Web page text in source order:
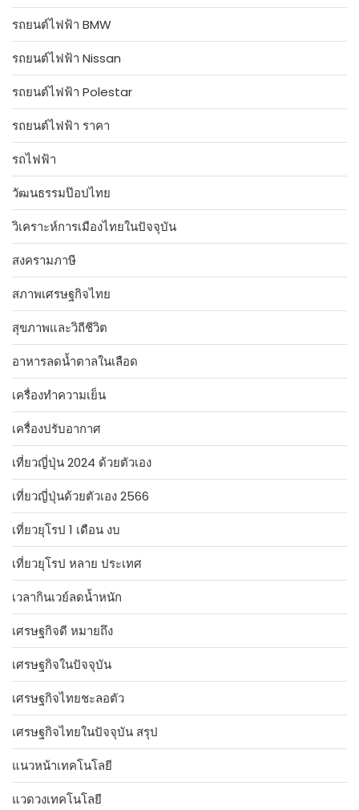
รถยนต์ไฟฟ้า BMW
รถยนต์ไฟฟ้า Nissan
รถยนต์ไฟฟ้า Polestar
รถยนต์ไฟฟ้า ราคา
รถไฟฟ้า
วัฒนธรรมป๊อปไทย
วิเคราะห์การเมืองไทยในปัจจุบัน
สงครามภาษี
สภาพเศรษฐกิจไทย
สุขภาพและวิถีชีวิต
อาหารลดน้ำตาลในเลือด
เครื่องทำความเย็น
เครื่องปรับอากาศ
เที่ยวญี่ปุ่น 2024 ด้วยตัวเอง
เที่ยวญี่ปุ่นด้วยตัวเอง 2566
เที่ยวยุโรป 1 เดือน งบ
เที่ยวยุโรป หลาย ประเทศ
เวลากินเวย์ลดน้ำหนัก
เศรษฐกิจดี หมายถึง
เศรษฐกิจในปัจจุบัน
เศรษฐกิจไทยชะลอตัว
เศรษฐกิจไทยในปัจจุบัน สรุป
แนวหน้าเทคโนโลยี
แวดวงเทคโนโลยี